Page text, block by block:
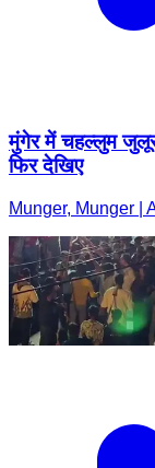
मुंगेर में चहल्लुम
फिर देखिए
Munger, Munger |